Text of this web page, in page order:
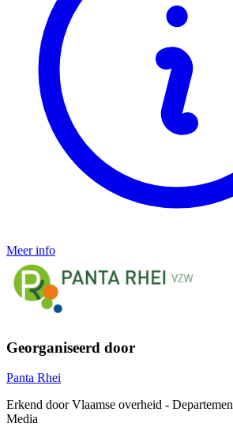
Meer info
Georganiseerd door
Panta Rhei
Erkend door Vlaamse overheid -
Media